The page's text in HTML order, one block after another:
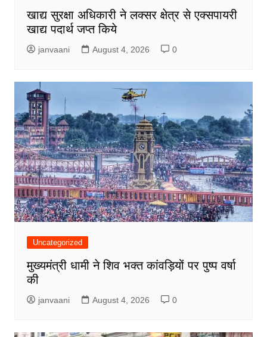
खाद्य सुरक्षा अधिकारी ने लक्सर क्षेत्र से एक्सपायरी
खाद्य पदार्थ जप्त किये
janvaani August 4, 2026 0
Uncategorized
मुख्यमंत्री धामी ने शिव भक्त कांवड़ियों पर पुष्प वर्षा
की
janvaani August 4, 2026 0